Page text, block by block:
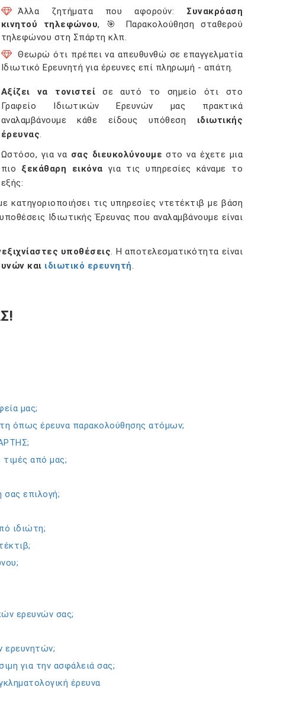
Άλλα ζητήματα που αφορούν: Συνακρόαση
κινητού τηλεφώνου, 🎯 Παρακολούθηση σταθερού
τηλεφώνου στη Σπάρτη κλπ.
Θεωρώ ότι πρέπει να απευθυνθώ σε επαγγελματία
Ιδιωτικό Ερευνητή για έρευνες επί πληρωμή - απάτη.
Αξίζει να τονιστεί σε αυτό το σημείο ότι στο
Γραφείο Ιδιωτικών Ερευνών μας πρακτικά
αναλαμβάνουμε κάθε είδους υπόθεση ιδιωτικής
έρευνας.
Ωστόσο, για να σας διευκολύνουμε στο να έχετε μια
πιο ξεκάθαρη εικόνα για τις υπηρεσίες κάναμε το
εξής:
κατηγοριοποιήσει τις υπηρεσίες ντετέκτιβ με βάση
Ιδιωτικής Έρευνας που αναλαμβάνουμε είναι
υποθέσεις. Η αποτελεσματικότητα είναι
και ιδιωτικό ερευνητή.
μας;
όπως έρευνα παρακολούθησης ατόμων;
τιμές από μας;
επιλογή;
ιδιώτη;
ερευνών σας;
ερευνητών;
για την ασφάλειά σας;
έρευνα